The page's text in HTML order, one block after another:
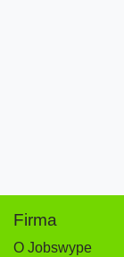
Firma
O Jobswype